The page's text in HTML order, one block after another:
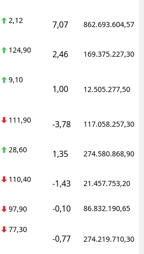
2,12 7,07 862.693.604,57
124,90 2,46 169.375.227,30
9,10
1,00 12.505.277,50
111,90 -3,78 117.058.257,30
28,60 1,35 274.580.868,90
110,40 -1,43 21.457.753,20
97,90 -0,10 86.832.190,65
77,30
-0,77 274.219.710,30